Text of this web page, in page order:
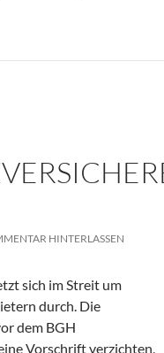
HINTERLASSEN
sich im Streit um
durch. Die
dem BGH
Vorschrift verzichten,